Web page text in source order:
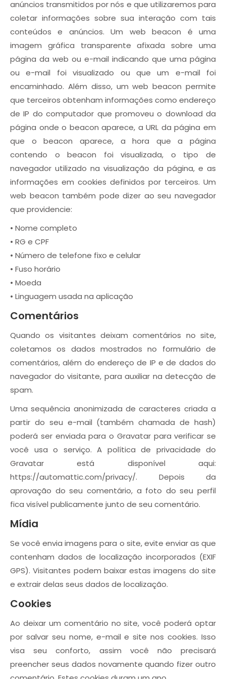
anúncios transmitidos por nós e que utilizaremos para
coletar informações sobre sua interação com tais
conteúdos e anúncios. Um web beacon é uma
imagem gráfica transparente afixada sobre uma
página da web ou e-mail indicando que uma página
ou e-mail foi visualizado ou que um e-mail foi
encaminhado. Além disso, um web beacon permite
que terceiros obtenham informações como endereço
de IP do computador que promoveu o download da
página onde o beacon aparece, a URL da página em
que o beacon aparece, a hora que a página
contendo o beacon foi visualizada, o tipo de
navegador utilizado na visualização da página, e as
informações em cookies definidos por terceiros. Um
web beacon também pode dizer ao seu navegador
que providencie:
• Nome completo
• RG e CPF
• Número de telefone fixo e celular
• Fuso horário
• Moeda
• Linguagem usada na aplicação
Comentários
Quando os visitantes deixam comentários no site,
coletamos os dados mostrados no formulário de
comentários, além do endereço de IP e de dados do
navegador do visitante, para auxiliar na detecção de
spam.
Uma sequência anonimizada de caracteres criada a
partir do seu e-mail (também chamada de hash)
poderá ser enviada para o Gravatar para verificar se
você usa o serviço. A política de privacidade do
Gravatar está disponível aqui:
https://automattic.com/privacy/. Depois da
aprovação do seu comentário, a foto do seu perfil
fica visível publicamente junto de seu comentário.
Mídia
Se você envia imagens para o site, evite enviar as que
contenham dados de localização incorporados (EXIF
GPS). Visitantes podem baixar estas imagens do site
e extrair delas seus dados de localização.
Cookies
Ao deixar um comentário no site, você poderá optar
por salvar seu nome, e-mail e site nos cookies. Isso
visa seu conforto, assim você não precisará
preencher seus dados novamente quando fizer outro